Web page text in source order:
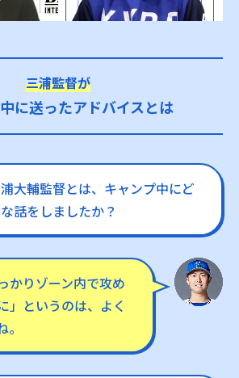
三浦監督が
に送ったアドバイスとは
大輔監督とは、キャンプ中にど
話をしましたか？
かりゾーン内で攻め
」というのは、よく